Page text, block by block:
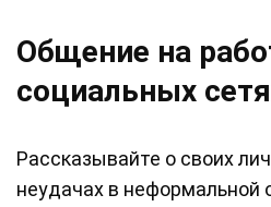
Общение на
социальных
Рассказывайте о своих
неудачах в неформальной